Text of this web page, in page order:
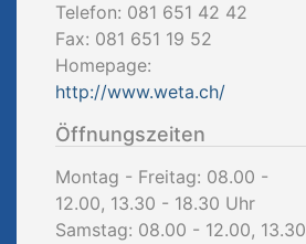
Telefon: 081 651 42 42
Fax: 081 651 19 52
Homepage:
http://www.weta.ch/
Öffnungszeiten
Montag - Freitag: 08.00 -
12.00, 13.30 - 18.30 Uhr
Samstag: 08.00 - 12.00, 13.30